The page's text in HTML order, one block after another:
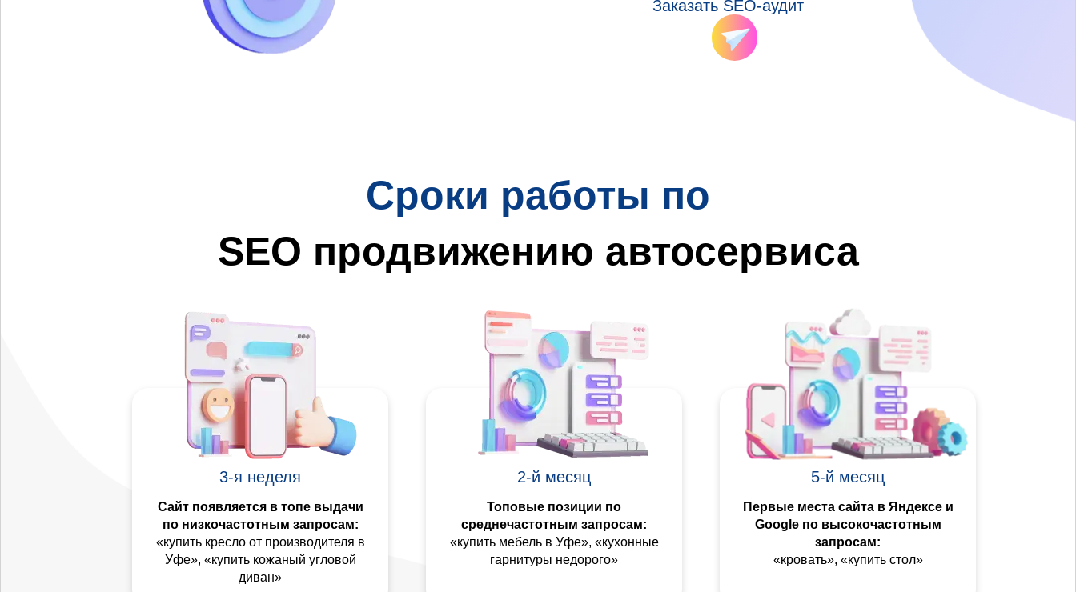
Заказать SEO-аудит
Сроки работы по
SEO продвижению автосервиса
3-я неделя
Сайт появляется в топе выдачи
по низкочастотным запросам:
«купить кресло от производителя в
Уфе», «купить кожаный угловой
диван»
2-й месяц
Топовые позиции по
среднечастотным запросам:
«купить мебель в Уфе», «кухонные
гарнитуры недорого»
5-й месяц
Первые места сайта в Яндексе и
Google по высокочастотным
запросам:
«кровать», «купить стол»